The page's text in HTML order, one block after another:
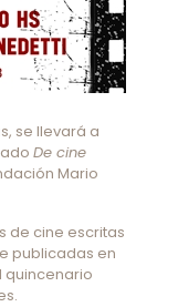
se llevará a
De cine
Mario
de cine escritas
publicadas en
quincenario